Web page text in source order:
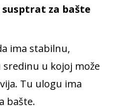
za bašte
ima stabilnu,
u kojoj može
Tu ulogu ima
bašte.